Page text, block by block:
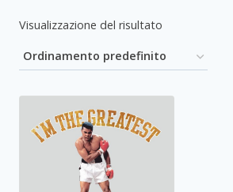
Visualizzazione del risultato